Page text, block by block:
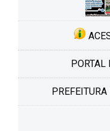
PORTAL